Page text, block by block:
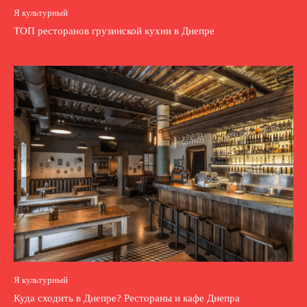
Я культурный
ТОП ресторанов грузинской кухни в Днепре
Я культурный
Куда сходить в Днепре? Рестораны и кафе Днепра